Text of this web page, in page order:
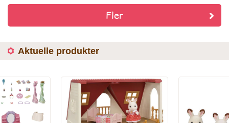
Fler
Aktuelle produkter